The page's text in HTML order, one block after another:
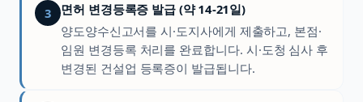
3
면허 변경등록증 발급 (약 14-21일)
양도양수신고서를 시·도지사에게 제출하고, 본점·
임원 변경등록 처리를 완료합니다. 시·도청 심사 후
변경된 건설업 등록증이 발급됩니다.